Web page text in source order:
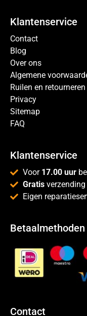
Klantenservice
Contact
Blog
Over ons
Algemene
Ruilen en retourneren
Privacy
Sitemap
FAQ
Klantenservice
Voor 17.00 uur
Gratis
Eigen
Betaalmethoden
Contact